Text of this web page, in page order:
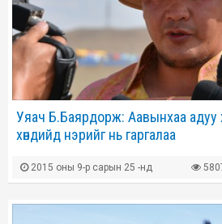
Уяач Б.Баярдорж: Аавынхаа адуу
хөндийд нэрийг нь гаргалаа
2015 оны 9-р сарын 25 -нд